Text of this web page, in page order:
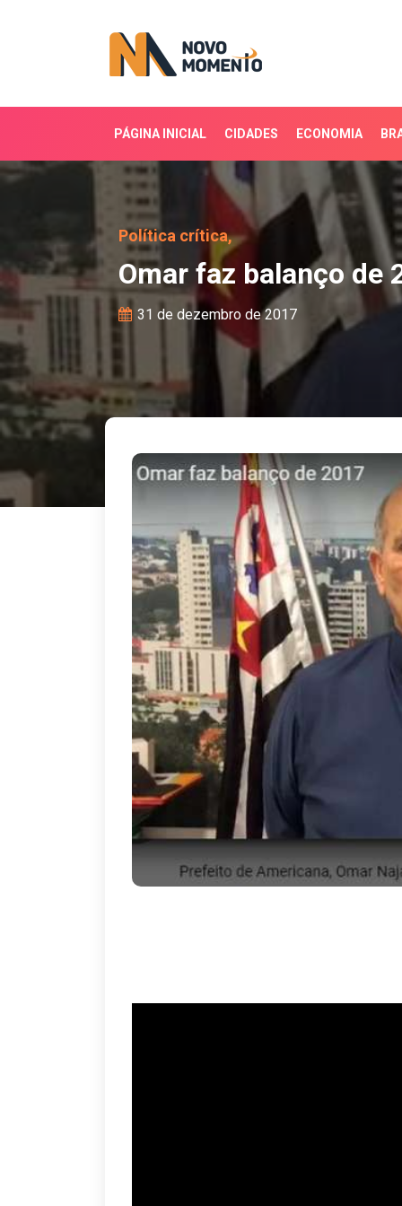
PÁGINA INICIAL CIDADES ECONOMIA
Omar faz balanço de
Política crítica,
Omar faz balanço de
31 de dezembro de 2017